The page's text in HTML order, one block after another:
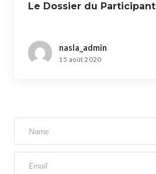
Le Dossier du Participant
nasla_admin
15 août 2020